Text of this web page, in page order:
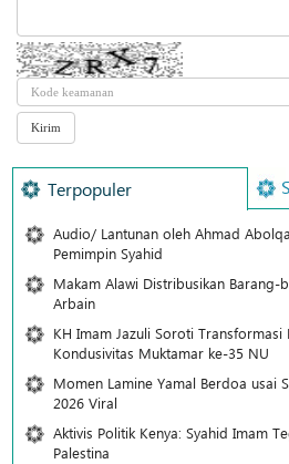
Terpopuler
Audio/ Lantunan oleh Ahmad
Pemimpin Syahid
Makam Alawi Distribusikan
Arbain
KH Imam Jazuli Soroti Transformasi
Kondusivitas Muktamar ke-35 NU
Momen Lamine Yamal Berdoa usai
2026 Viral
Aktivis Politik Kenya: Syahid Imam
Palestina